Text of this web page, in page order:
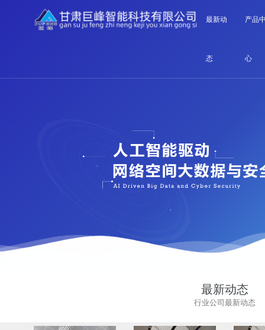
最新动
态
产品
心
最新动态
行业公司最新动态